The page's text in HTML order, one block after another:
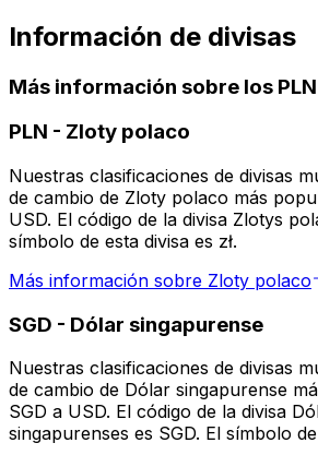
Información de divisas
Más información sobre los PLN
PLN - Zloty polaco
Nuestras clasificaciones de divisas
de cambio de Zloty polaco más
USD. El código de la divisa Zlotys
símbolo de esta divisa es zł.
Más información sobre Zloty polaco
SGD - Dólar singapurense
Nuestras clasificaciones de divisas
de cambio de Dólar singapurense
SGD a USD. El código de la divisa
singapurenses es SGD. El símbolo